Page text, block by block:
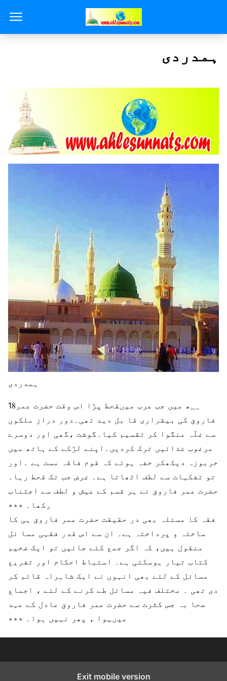
ہمدردی
ہمدردی
18ٰ؁ھ میں جب عرب میںقحط پڑا اس وقت حضرت عمر
فاروق کی بیقراری قا بل دید تھی۔دور دراز ملکوں
سے غلّہ منگوا کر تقسیم کیا۔گوشت ،گھی اور دوسرے
مرغوب غذائیں ترک کردیں۔اپنے لڑکے کے ہاتھ میں
خربوزہ دیکھکر خفہ ہوئے کہ قوم فاقہ مست ہے ۔اور
تو تفکہات سے لطف اٹھاتا ہے۔ غرض جب تک قحط رہا۔
حضرت عمر فاروق نے ہر قسم کے عیش و لطف سے اجتناب
رکھا۔ ٭٭٭
فقہ کا مسئلہ بھی در حقیقت حضرت عمر فاروق ہی کا
ساختہ و پرداختہ ہے۔ ان سے اس قدر فقہی مسا ئل
منقول ہیں، کہ اگر جمع کئے جائیں تو ایک ضخیم
کتاب تیار ہوسکتی ہے۔ استباط احکام اور تفریع
مسائل کے لئے بھی انہوں نے ایک شاہراہ قائم کر
دی تھی ۔ مختلف فیہ مسائل طے کرنے کے لئے ، اجماع
صحا بہ جس کثرت سے حضرت عمر فاروق عادل کے عہد
Exit mobile version